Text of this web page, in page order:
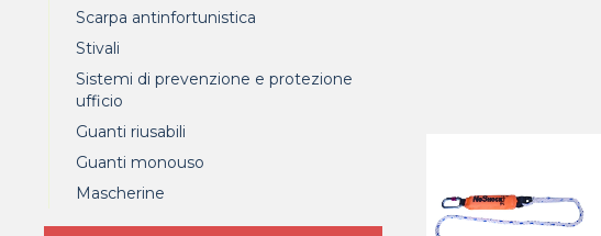
Scarpa antinfortunistica
Stivali
Sistemi di prevenzione e protezione
ufficio
Guanti riusabili
Guanti monouso
Mascherine